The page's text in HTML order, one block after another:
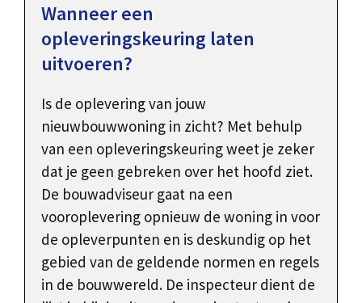
Wanneer een
opleveringskeuring laten
uitvoeren?
Is de oplevering van jouw
nieuwbouwwoning in zicht? Met behulp
van een opleveringskeuring weet je zeker
dat je geen gebreken over het hoofd ziet.
De bouwadviseur gaat na een
vooroplevering opnieuw de woning in voor
de opleverpunten en is deskundig op het
gebied van de geldende normen en regels
in de bouwwereld. De inspecteur dient de